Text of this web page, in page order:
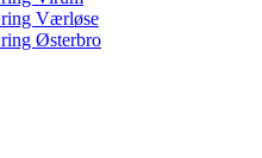
Værløse
Østerbro